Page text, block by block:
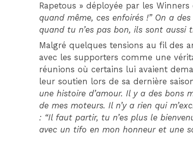
Rapetous » déployée par les Winners
quand même, ces enfoirés !” On a
quand tu n’es pas bon, ils sont aussi
Malgré quelques tensions au fil des
avec les supporters comme une
réunions où certains lui avaient
leur soutien lors de sa dernière
une histoire d’amour. Il y a des bons
de mes moteurs. Il n’y a rien qui
: “Il faut partir, tu n’es plus le
avec un tifo en mon honneur et une